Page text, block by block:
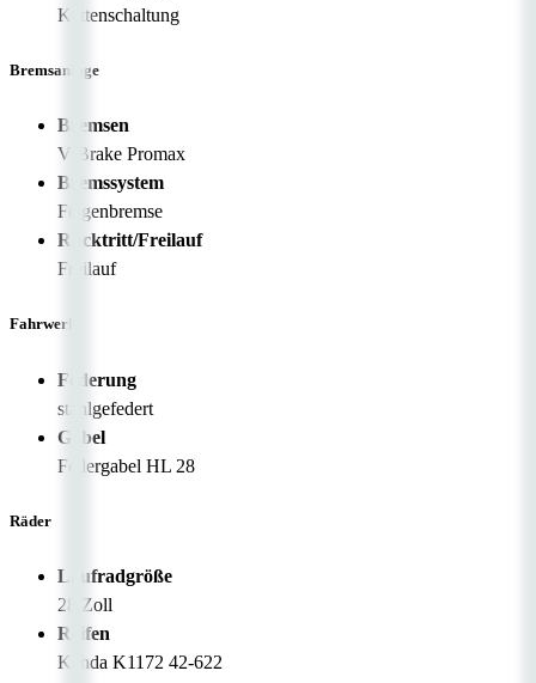
Kettenschaltung
Bremsanlage
Bremsen
V-Brake Promax
Bremssystem
Felgenbremse
Rücktritt/Freilauf
Freilauf
Fahrwerk
Federung
stahlgefedert
Gabel
Federgabel HL 28
Räder
Laufradgröße
28 Zoll
Reifen
Kenda K1172 42-622